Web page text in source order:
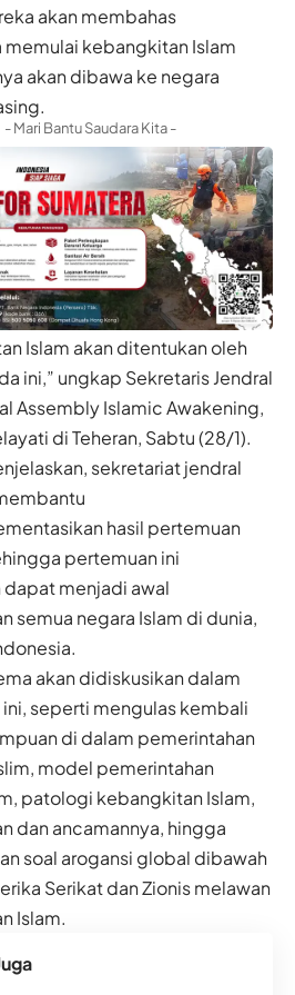
akan membahas
memulai kebangkitan Islam
akan dibawa ke negara
- Mari Bantu Saudara Kita -
Islam akan ditentukan oleh
ini,” ungkap Sekretaris Jendral
Assembly Islamic Awakening,
di Teheran, Sabtu (28/1).
sekretariat jendral
hasil pertemuan
pertemuan ini
dapat menjadi awal
semua negara Islam di dunia,
akan didiskusikan dalam
seperti mengulas kembali
di dalam pemerintahan
model pemerintahan
patologi kebangkitan Islam,
dan ancamannya, hingga
soal arogansi global dibawah
Serikat dan Zionis melawan
Islam.